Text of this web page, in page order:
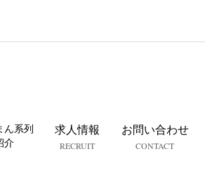
ん系列
介
求人情報
RECRUIT
お問い合わせ
CONTACT